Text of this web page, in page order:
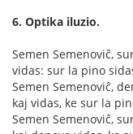
6. Optika iluzio.
Semen Semenoviĉ,
vidas: sur la pino
Semen Semenoviĉ,
kaj vidas, ke sur la
Semen Semenoviĉ,